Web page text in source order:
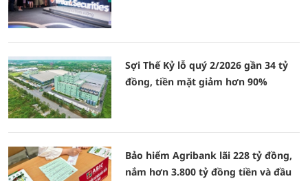
Sợi Thế Kỷ lỗ quý 2/2026 gần 34 tỷ
đồng, tiền mặt giảm hơn 90%
Bảo hiểm Agribank lãi 228 tỷ đồng,
nắm hơn 3.800 tỷ đồng tiền và đầu